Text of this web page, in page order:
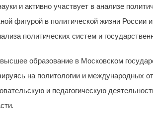
и активно участвует в анализе
фигурой в политической жизни России
политических систем и
образование в Московском
на политологии и международных
и педагогическую